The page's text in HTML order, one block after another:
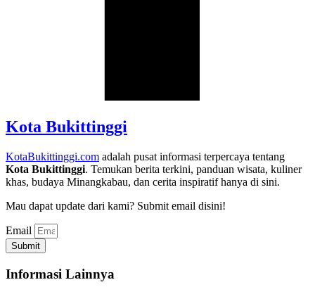
Kota Bukittinggi
KotaBukittinggi.com adalah pusat informasi terpercaya tentang
Kota Bukittinggi. Temukan berita terkini, panduan wisata, kuliner
khas, budaya Minangkabau, dan cerita inspiratif hanya di sini.
Mau dapat update dari kami? Submit email disini!
Email
Submit
Informasi Lainnya